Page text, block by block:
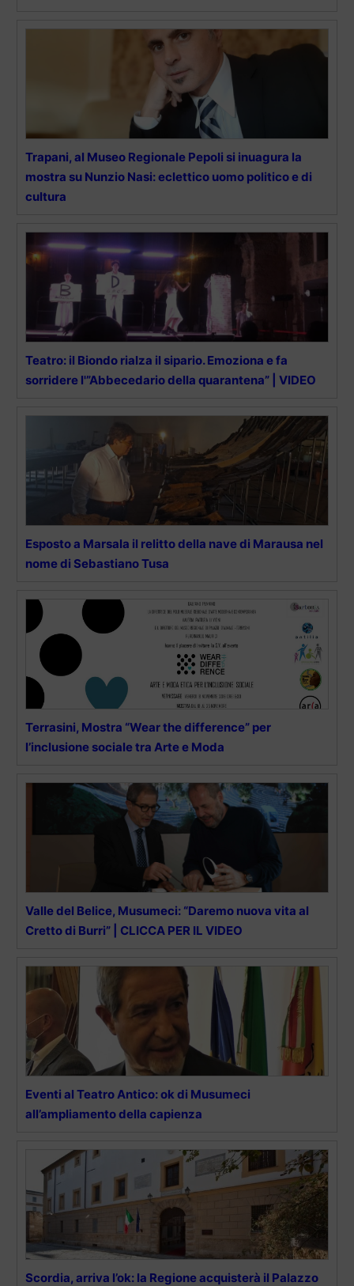
Trapani, al Museo Regionale Pepoli si inuagura la
mostra su Nunzio Nasi: eclettico uomo politico e di
cultura
Teatro: il Biondo rialza il sipario. Emoziona e fa
sorridere l'”Abbecedario della quarantena” | VIDEO
Esposto a Marsala il relitto della nave di Marausa nel
nome di Sebastiano Tusa
Terrasini, Mostra “Wear the difference” per
l’inclusione sociale tra Arte e Moda
Valle del Belice, Musumeci: “Daremo nuova vita al
Cretto di Burri” | CLICCA PER IL VIDEO
Eventi al Teatro Antico: ok di Musumeci
all’ampliamento della capienza
Scordia, arriva l’ok: la Regione acquisterà il Palazzo